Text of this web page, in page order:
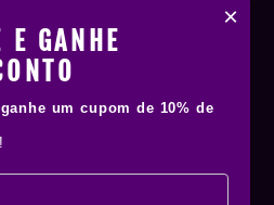
×
E GANHE
ganhe um cupom de 10% de